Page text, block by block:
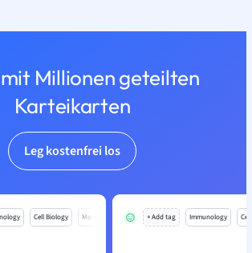
Millionen geteilten
Karteikarten
Leg kostenfrei los
Cell Biology Mo + Add tag Immunology